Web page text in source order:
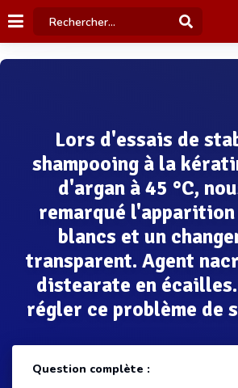
Lors d'essais de
shampooing à la
d'argan à 45 °C,
remarqué
blancs et un
transparent. Agent
distearate en
régler ce problème de
Question complète :